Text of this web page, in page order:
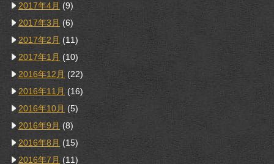
2017年4月 (9)
2017年3月 (6)
2017年2月 (11)
2017年1月 (10)
2016年12月 (22)
2016年11月 (16)
2016年10月 (5)
2016年9月 (8)
2016年8月 (15)
2016年7月 (11)